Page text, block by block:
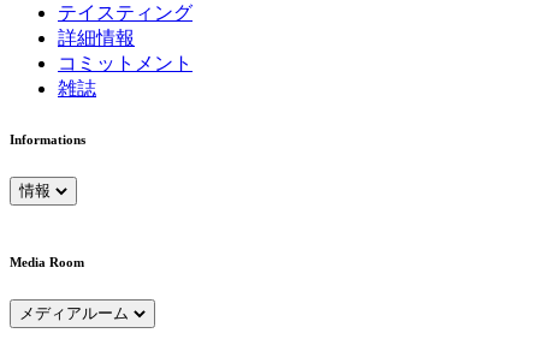
テイスティング
詳細情報
コミットメント
雑誌
Informations
情報
Media Room
メディアルーム